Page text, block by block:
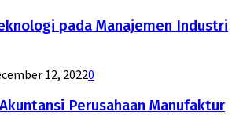
pada Manajemen Industri
12, 20220
Perusahaan Manufaktur